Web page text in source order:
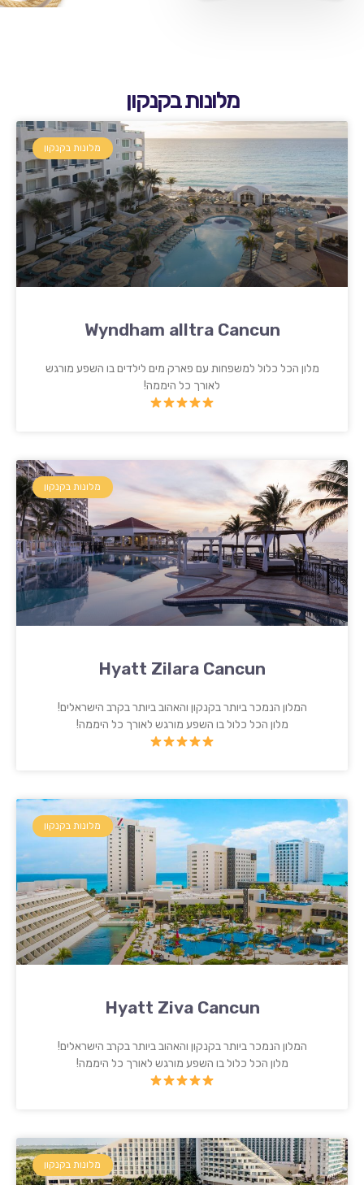
מלונות בקנקון
מלונות בקנקון
Wyndham alltra Cancun
מלון הכל כלול למשפחות עם פארק מים לילדים בו השפע מורגש
לאורך כל היממה!
מלונות בקנקון
Hyatt Zilara Cancun
המלון הנמכר ביותר בקנקון והאהוב ביותר בקרב הישראלים!
מלון הכל כלול בו השפע מורגש לאורך כל היממה!
מלונות בקנקון
Hyatt Ziva Cancun
המלון הנמכר ביותר בקנקון והאהוב ביותר בקרב הישראלים!
מלון הכל כלול בו השפע מורגש לאורך כל היממה!
מלונות בקנקון